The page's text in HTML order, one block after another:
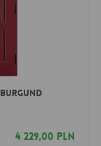
4 229,00 PLN